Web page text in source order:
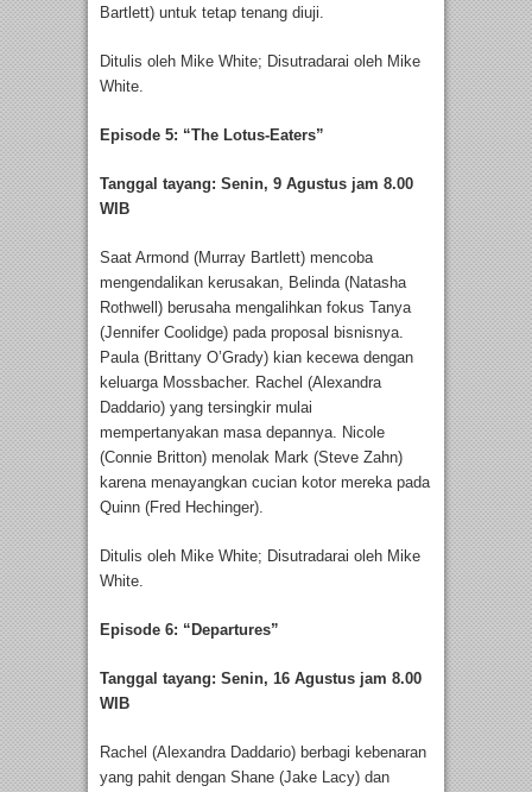
Bartlett) untuk tetap tenang diuji.
Ditulis oleh Mike White; Disutradarai oleh Mike
White.
Episode 5: “The Lotus-Eaters”
Tanggal tayang: Senin, 9 Agustus jam 8.00
WIB
Saat Armond (Murray Bartlett) mencoba
mengendalikan kerusakan, Belinda (Natasha
Rothwell) berusaha mengalihkan fokus Tanya
(Jennifer Coolidge) pada proposal bisnisnya.
Paula (Brittany O’Grady) kian kecewa dengan
keluarga Mossbacher. Rachel (Alexandra
Daddario) yang tersingkir mulai
mempertanyakan masa depannya. Nicole
(Connie Britton) menolak Mark (Steve Zahn)
karena menayangkan cucian kotor mereka pada
Quinn (Fred Hechinger).
Ditulis oleh Mike White; Disutradarai oleh Mike
White.
Episode 6: “Departures”
Tanggal tayang: Senin, 16 Agustus jam 8.00
WIB
Rachel (Alexandra Daddario) berbagi kebenaran
yang pahit dengan Shane (Jake Lacy) dan